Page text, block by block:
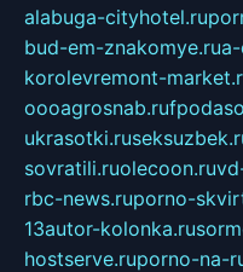
alabuga-cityhotel.ru
bud-em-znakomye.ru
korolevremont-
oooagrosnab.ru
ukrasotki.ru
sovratili.ruolecoon.ru
rbc-news.ruporno-
13autor-kolonka.ru
hostserve.ruporno-na-